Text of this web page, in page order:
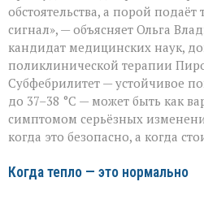
обстоятельства, а порой
сигнал», — объясняет Ольга
кандидат медицинских наук,
поликлинической терапии
Субфебрилитет — устойчивое
до 37–38 °C — может быть как
симптомом серьёзных
когда это безопасно, а когда
Когда тепло — это нормально